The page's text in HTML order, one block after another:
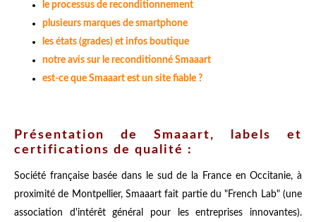
le processus de reconditionnement
plusieurs marques de smartphone
les états (grades) et infos boutique
notre avis sur le reconditionné Smaaart
est-ce que Smaaart est un site fiable ?
Présentation de Smaaart, labels et
certifications de qualité :
Société française basée dans le sud de la France en Occitanie, à
proximité de Montpellier, Smaaart fait partie du "French Lab" (une
association d'intérêt général pour les entreprises innovantes).